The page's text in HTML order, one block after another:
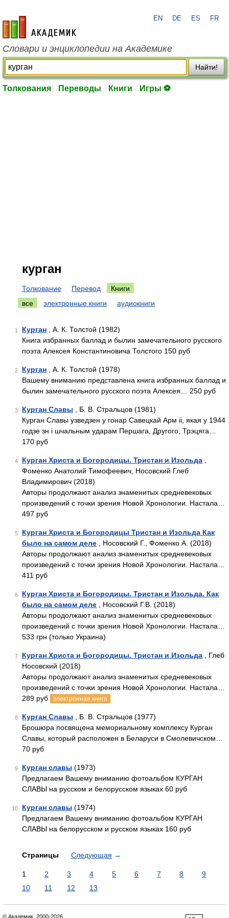
academic.ru
EN DE ES FR
Словари и энциклопедии на Академике
Найти!
Толкования Переводы Книги Игры ⚽
курган
Толкование Перевод
Книги
все
электронные книги аудиокниги
1 Курган , А. К. Толстой (1982)
Книга избранных баллад и былин замечательного русского
поэта Алексея Константиновича Толстого 150 руб
2 Курган , А. К. Толстой (1978)
Вашему вниманию представлена книга избранных баллад и
былин замечательного русского поэта Алексея… 250 руб
3 Курган Славы , Б. В. Стральцов (1981)
Курган Славы узведзен у гонар Савецкай Арм ii, якая у 1944
годзе зн i шчальным ударам Першага, Другого, Трэцяга…
170 руб
4 Курган Христа и Богородицы. Тристан и Изольда
Фоменко Анатолий Тимофеевич, Носовский Глеб
Владимирович (2018)
Авторы продолжают анализ знаменитых средневековых
произведений с точки зрения Новой Хронологии. Настала…
497 руб
5
Курган Христа и Богородицы Тристан и Изольда Как
было на самом деле , Носовский Г., Фоменко А. (2018)
Авторы продолжают анализ знаменитых средневековых
произведений с точки зрения Новой Хронологии. Настала…
411 руб
6
Курган Христа и Богородицы. Тристан и Изольда. Как
было на самом деле , Носовский Г.В. (2018)
Авторы продолжают анализ знаменитых средневековых
произведений с точки зрения Новой Хронологии. Настала…
533 грн (только Украина)
7 Курган Христа и Богородицы. Тристан и Изольда , Глеб
Носовский (2018)
Авторы продолжают анализ знаменитых средневековых
произведений с точки зрения Новой Хронологии. Настала…
289 руб
электронная книга
8 Курган Славы , Б. В. Стральцов (1977)
Брошюра посвящена мемориальному комплексу Курган
Славы, который расположен в Беларуси в Смолевичском…
70 руб
9 Курган славы (1973)
Предлагаем Вашему вниманию фотоальбом КУРГАН
СЛАВЫ на русском и белорусском языках 60 руб
10 Курган славы (1974)
Предлагаем Вашему вниманию фотоальбом КУРГАН
СЛАВЫ на белорусском и русском языках 160 руб
Страницы Следующая →
1 2 3 4 5 6 7 8
9
10
11 12 13
© Академик, 2000-2026